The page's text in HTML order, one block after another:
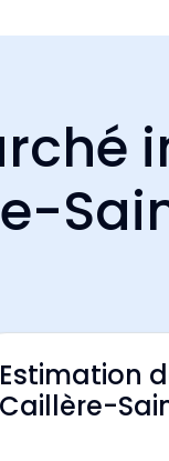
Estimation
Caillère-